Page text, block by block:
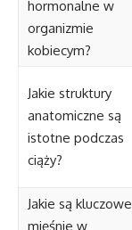
hormonalne w
organizmie
kobiecym?
Jakie struktury
anatomiczne są
istotne podczas
ciąży?
Jakie są kluczowe
mięśnie w